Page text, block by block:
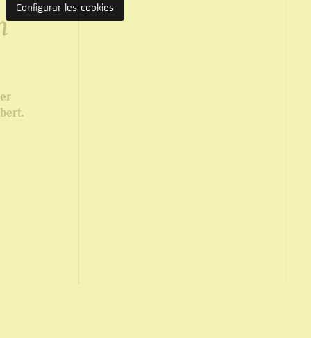
Configurar les cookies